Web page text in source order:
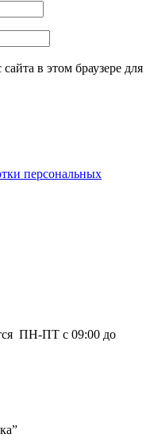
в этом браузере для
персональных
ПН-ПТ с 09:00 до